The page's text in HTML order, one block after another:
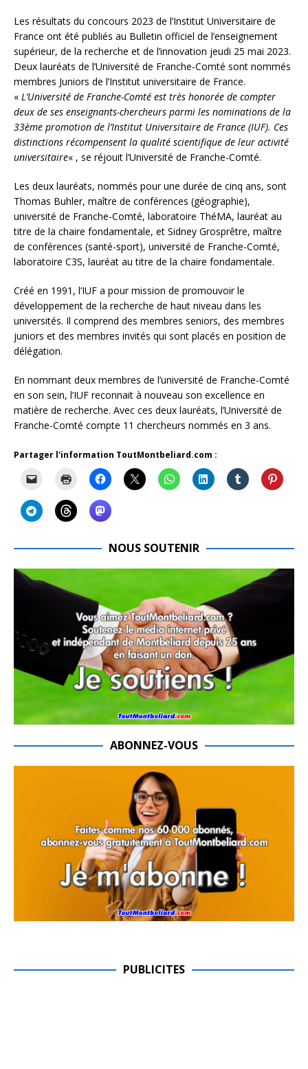
Les résultats du concours 2023 de l’Institut Universitaire de
France ont été publiés au Bulletin officiel de l’enseignement
supérieur, de la recherche et de l’innovation jeudi 25 mai 2023.
Deux lauréats de l’Université de Franche-Comté sont nommés
membres Juniors de l’Institut universitaire de France.
« L’Université de Franche-Comté est très honorée de compter
deux de ses enseignants-chercheurs parmi les nominations de la
33ème promotion de l’Institut Universitaire de France (IUF). Ces
distinctions récompensent la qualité scientifique de leur activité
universitaire« , se réjouit l’Université de Franche-Comté.
Les deux lauréats, nommés pour une durée de cinq ans, sont
Thomas Buhler, maître de conférences (géographie),
université de Franche-Comté, laboratoire ThéMA, lauréat au
titre de la chaire fondamentale, et Sidney Grosprêtre, maître
de conférences (santé-sport), université de Franche-Comté,
laboratoire C3S, lauréat au titre de la chaire fondamentale.
Créé en 1991, l’IUF a pour mission de promouvoir le
développement de la recherche de haut niveau dans les
universités. Il comprend des membres seniors, des membres
juniors et des membres invités qui sont placés en position de
délégation.
En nommant deux membres de l’université de Franche-Comté
en son sein, l’IUF reconnait à nouveau son excellence en
matière de recherche. Avec ces deux lauréats, l’Université de
Franche-Comté compte 11 chercheurs nommés en 3 ans.
Partager l'information ToutMontbeliard.com :
NOUS SOUTENIR
ABONNEZ-VOUS
PUBLICITES